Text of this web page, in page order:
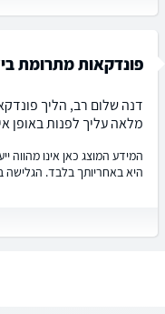
פונדקאות מתרומת
דנה שלום רב, הליך
מלאה עליך לפנות באופן
המידע המוצג כאן אינו מהווה
היא באחריותך בלבד. הגלישה